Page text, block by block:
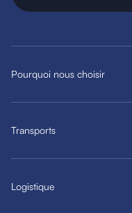
Pourquoi nous choisir
Transports
Logistique